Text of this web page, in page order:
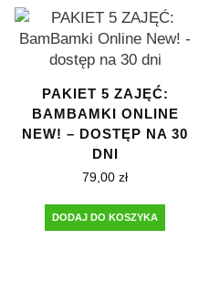
PAKIET 5 ZAJĘĆ:
BAMBAMKI ONLINE
NEW! – DOSTĘP NA 30
DNI
79,00zł
DODAJ DO KOSZYKA